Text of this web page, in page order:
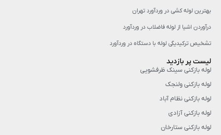
بهترین لوله کشی در وردآورد تهران
درآوردن اشیا از لوله فاضلاب در وردآورد
تشخیص ترکیدیگی لوله با دستگاه در وردآورد
لیست پر بازدید
لوله بازکنی سینک ظرفشویی
لوله بازکنی ولنجک
لوله بازکنی نظام آباد
لوله بازکنی آزادی
لوله بازکنی ستارخان